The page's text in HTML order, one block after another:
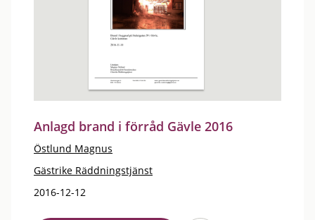
Anlagd brand i förråd Gävle 2016
Östlund Magnus
Gästrike Räddningstjänst
2016-12-12